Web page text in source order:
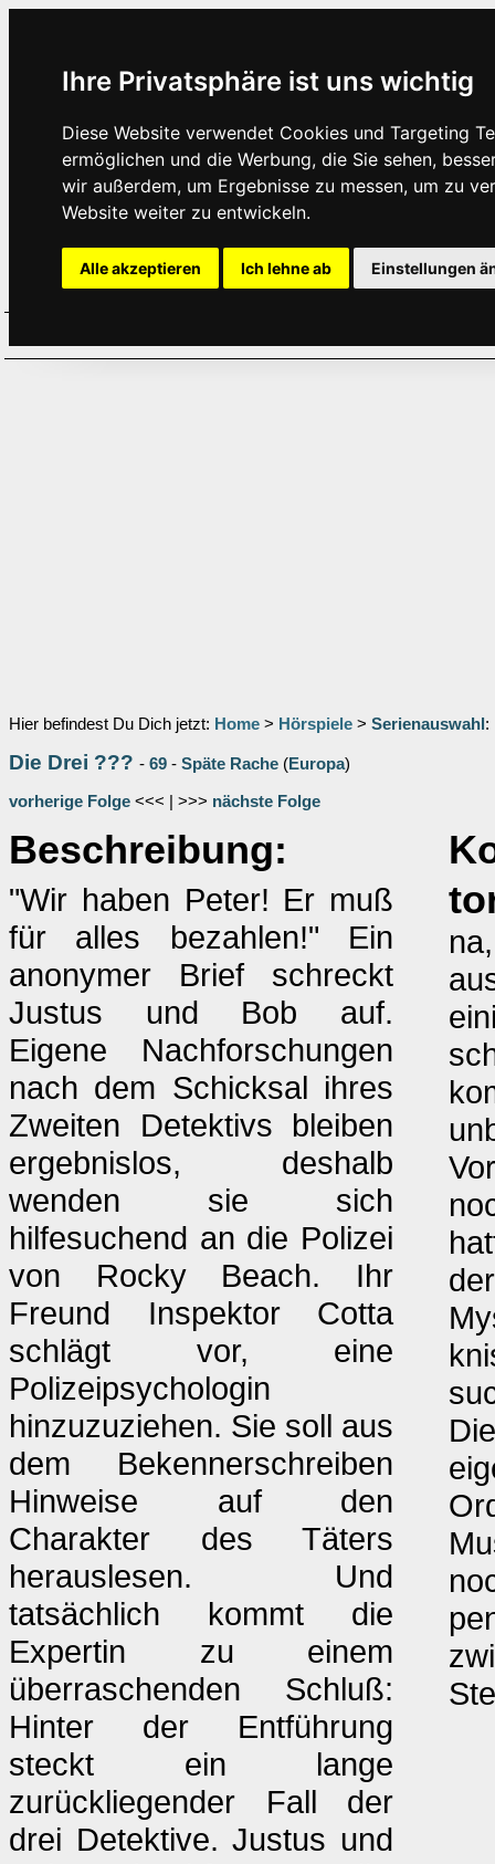
Ihre Privatsphäre ist uns wichtig
Diese Website verwendet Cookies und Targeting
ermöglichen und die Werbung, die Sie sehen,
wir außerdem, um Ergebnisse zu messen, um zu
Website weiter zu entwickeln.
Alle akzeptieren Ich lehne ab Einstellungen
Hier befindest Du Dich jetzt: Home > Hörspiele > Serienauswahl :
Die Drei ??? - 69 - Späte Rache (Europa)
vorherige Folge <<< | >>> nächste Folge
Beschreibung:
"Wir haben Peter! Er muß
für alles bezahlen!" Ein
anonymer Brief schreckt
Justus und Bob auf.
Eigene Nachforschungen
nach dem Schicksal ihres
Zweiten Detektivs bleiben
ergebnislos, deshalb
wenden sie sich
hilfesuchend an die Polizei
von Rocky Beach. Ihr
Freund Inspektor Cotta
schlägt vor, eine
Polizeipsychologin
hinzuzuziehen. Sie soll aus
dem Bekennerschreiben
Hinweise auf den
Charakter des Täters
herauslesen. Und
tatsächlich kommt die
Expertin zu einem
überraschenden Schluß:
Hinter der Entführung
steckt ein lange
zurückliegender Fall der
drei Detektive. Justus und